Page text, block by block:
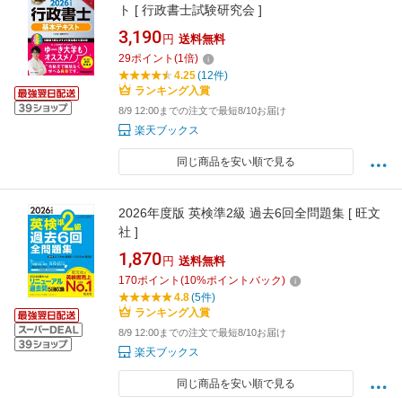
ト [ 行政書士試験研究会 ]
3,190 円 送料無料
29ポイント (1倍)
4.25(12件)
ランキング入賞
8/9 12:00までの注文で最短8/10お届け
楽天ブックス
同じ商品を安い順で見る
2026年度版 英検準2級 過去6回全問題集 [ 旺文
社 ]
1,870 円 送料無料
170ポイント (10%ポイントバック)
4.8(5件)
ランキング入賞
8/9 12:00までの注文で最短8/10お届け
楽天ブックス
同じ商品を安い順で見る